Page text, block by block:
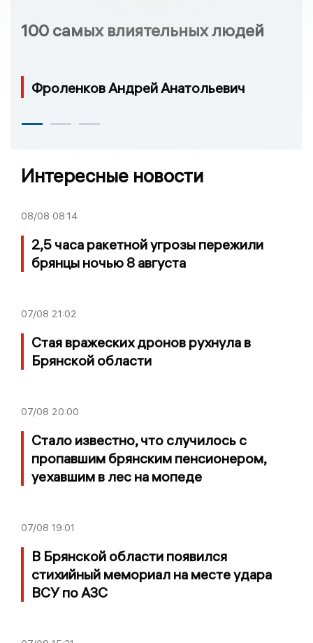
100 самых влиятельных людей
Фроленков Андрей Анатольевич
Интересные новости
08/08 08:14
2,5 часа ракетной угрозы пережили
брянцы ночью 8 августа
07/08 21:02
Стая вражеских дронов рухнула в
Брянской области
07/08 20:00
Стало известно, что случилось с
пропавшим брянским пенсионером,
уехавшим в лес на мопеде
07/08 19:01
В Брянской области появился
стихийный мемориал на месте удара
ВСУ по АЗС